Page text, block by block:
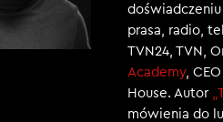
prasa, radio,
TVN24, TVN,
Academy, CEO
House. Autor
mówienia do